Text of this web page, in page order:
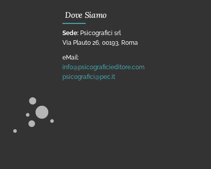
Dove Siamo
Sede: Psicografici srl
Via Plauto 26, 00193, Roma
eMail:
info@psicograficieditore.com
psicografici@pec.it